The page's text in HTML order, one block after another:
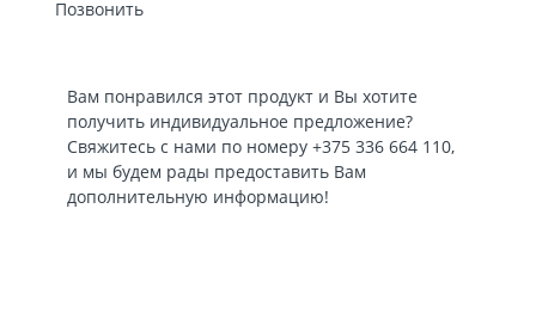
Позвонить
Вам понравился этот продукт и Вы хотите
получить индивидуальное предложение?
Свяжитесь с нами по номеру +375 336 664 110,
и мы будем рады предоставить Вам
дополнительную информацию!